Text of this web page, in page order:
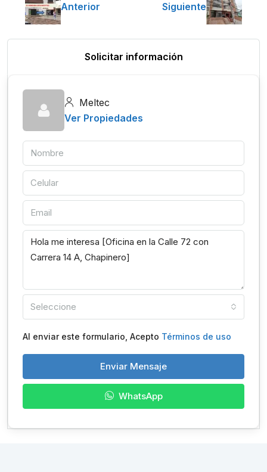
Anterior Siguiente
Solicitar información
Meltec
Ver Propiedades
Seleccione
Al enviar este formulario, Acepto Términos de uso
Enviar Mensaje
WhatsApp